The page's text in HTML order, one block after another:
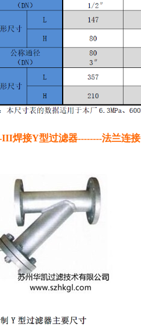
III焊接Y型过滤器--------法兰连接